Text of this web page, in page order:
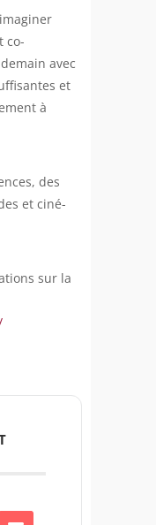
co-
avec
et
à
des
et ciné-
sur la